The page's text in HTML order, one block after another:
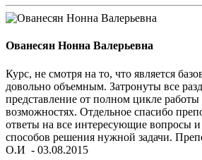
Ованесян Нонна Валерьевна
Курс, не смотря на то, что является
довольно объемным. Затронуты все
представление от полном цикле
возможностях. Отдельное спасибо
ответы на все интересующие вопросы
способов решения нужной задачи.
О.И - 03.08.2015